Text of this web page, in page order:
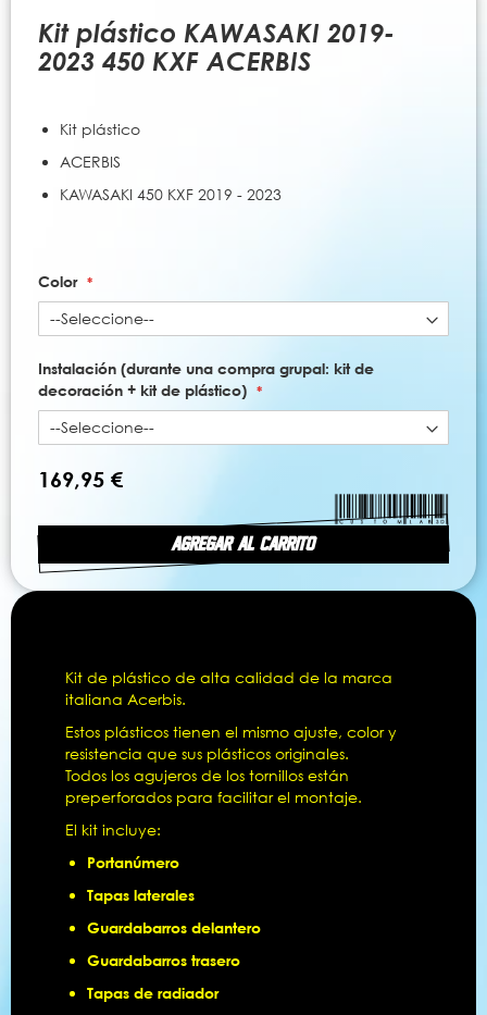
Kit plástico KAWASAKI 2019-
2023 450 KXF ACERBIS
Kit plástico
ACERBIS
KAWASAKI 450 KXF 2019 - 2023
Color
Instalación (durante una compra grupal: kit de
decoración + kit de plástico)
AGREGAR AL CARRITO
169,95 €
comienzo
imágenes
Kit de plástico de alta calidad de la marca
italiana Acerbis.
Estos plásticos tienen el mismo ajuste, color y
resistencia que sus plásticos originales.
Todos los agujeros de los tornillos están
preperforados para facilitar el montaje.
El kit incluye:
Portanúmero
Tapas laterales
Guardabarros delantero
Guardabarros trasero
Tapas de radiador